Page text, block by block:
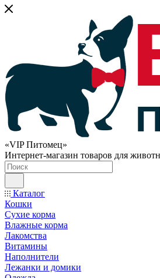
«VIP Питомец»
Интернет-магазин товаров для
Каталог
Кошки
Сухие корма
Влажные корма
Лакомства
Витамины
Наполнители
Лежанки и домики